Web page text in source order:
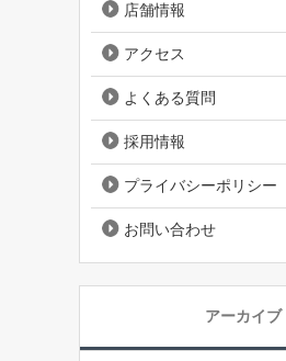
店舗情報
アクセス
よくある質問
採用情報
プライバシーポリシー
お問い合わせ
アーカイブ